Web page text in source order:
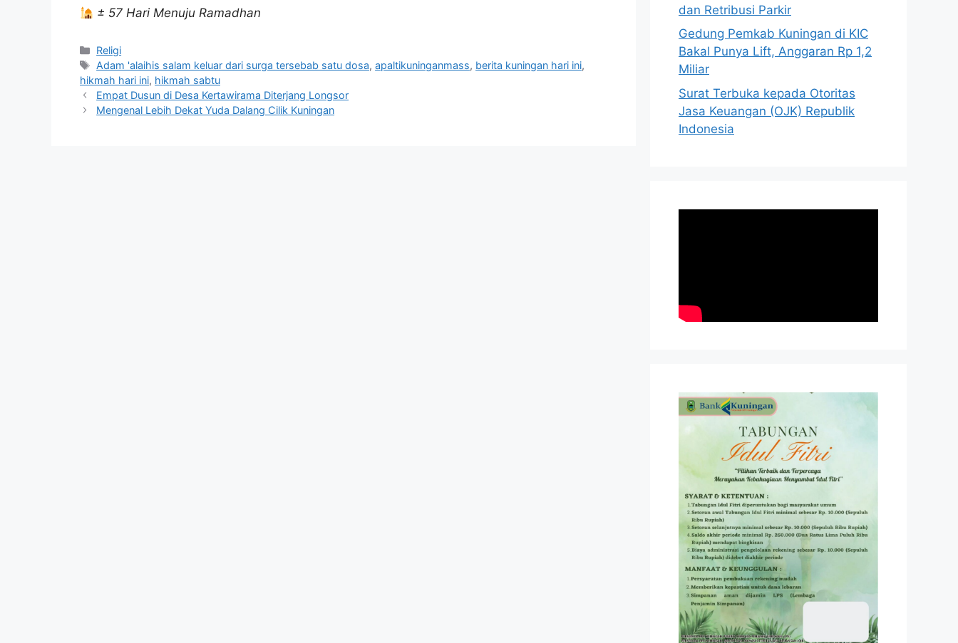
± 57 Hari Menuju Ramadhan
Kategori
Religi
Tag
Adam 'alaihis salam keluar dari surga tersebab satu dosa,apaltikuninganmass, berita kuningan hari ini,
hikmah hari ini, hikmah sabtu
Empat Dusun di Desa Kertawirama Diterjang Longsor
Mengenal Lebih Dekat Yuda Dalang Cilik Kuningan
dan Retribusi Parkir
Gedung Pemkab Kuningan di KIC
Bakal Punya Lift, Anggaran Rp 1,2
Miliar
Surat Terbuka kepada Otoritas
Jasa Keuangan (OJK) Republik
Indonesia